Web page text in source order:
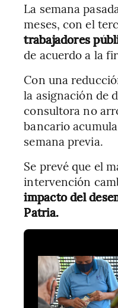
La semana
meses, con el
trabajadores
de acuerdo a la
Con una
la asignación de
consultora no
bancario
semana previa.
Se prevé que el
intervención
impacto del
Patria.